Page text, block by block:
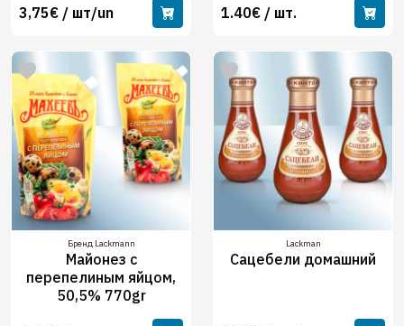
3,75€ / шт/un 1.40€ / шт.
Бренд Lackmann
Майонез с
перепелиным яйцом,
50,5% 770gr
Lackman
Сацебели домашний